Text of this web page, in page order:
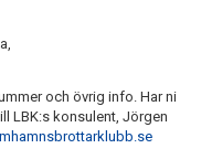
och övrig info. Har ni
LBK:s konsulent, Jörgen